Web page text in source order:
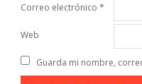
Correo electrónico *
Web
Guarda mi nombre,